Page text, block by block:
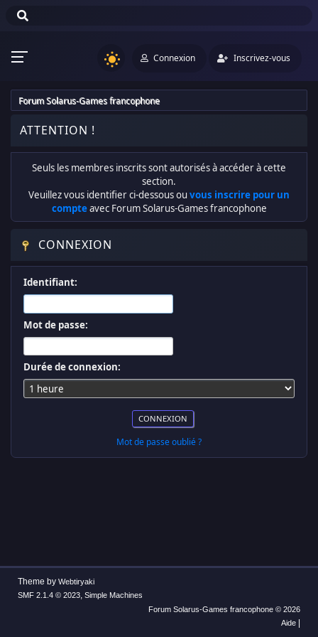
Connexion Inscrivez-vous
Forum Solarus-Games francophone
ATTENTION !
Seuls les membres inscrits sont autorisés à accéder à cette
section.
Veuillez vous identifier ci-dessous ou vous inscrire pour un
compteavec Forum Solarus-Games francophone
CONNEXION
Identifiant:
Mot de passe:
Durée de connexion:
Mot de passe oublié ?
Theme by Webtiryaki
SMF 2.1.4 © 2023, Simple Machines
Forum Solarus-Games francophone © 2026
Aide